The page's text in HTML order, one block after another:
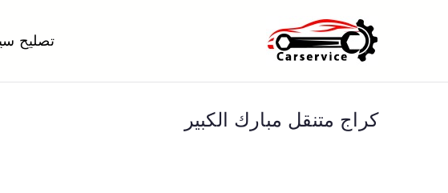
بنشر متنقل الكويت
بنشر متنقل الكويت كهرباء وبنشر تبديل تواير
تصليح
كراج متنقل مبارك الكبير